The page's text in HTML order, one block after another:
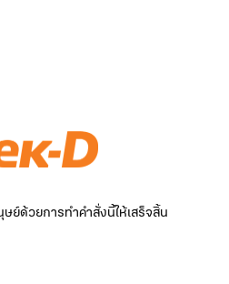
ย์ด้วยการทำคำสั่งนี้ให้เสร็จสิ้น